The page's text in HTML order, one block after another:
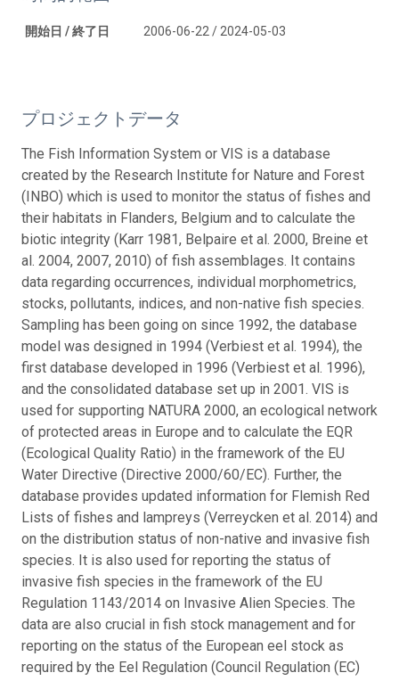
開始日 / 終了日 2006-06-22 / 2024-05-03
プロジェクトデータ
The Fish Information System or VIS is a database
created by the Research Institute for Nature and Forest
(INBO) which is used to monitor the status of fishes and
their habitats in Flanders, Belgium and to calculate the
biotic integrity (Karr 1981, Belpaire et al. 2000, Breine et
al. 2004, 2007, 2010) of fish assemblages. It contains
data regarding occurrences, individual morphometrics,
stocks, pollutants, indices, and non-native fish species.
Sampling has been going on since 1992, the database
model was designed in 1994 (Verbiest et al. 1994), the
first database developed in 1996 (Verbiest et al. 1996),
and the consolidated database set up in 2001. VIS is
used for supporting NATURA 2000, an ecological network
of protected areas in Europe and to calculate the EQR
(Ecological Quality Ratio) in the framework of the EU
Water Directive (Directive 2000/60/EC). Further, the
database provides updated information for Flemish Red
Lists of fishes and lampreys (Verreycken et al. 2014) and
on the distribution status of non-native and invasive fish
species. It is also used for reporting the status of
invasive fish species in the framework of the EU
Regulation 1143/2014 on Invasive Alien Species. The
data are also crucial in fish stock management and for
reporting on the status of the European eel stock as
required by the Eel Regulation (Council Regulation (EC)